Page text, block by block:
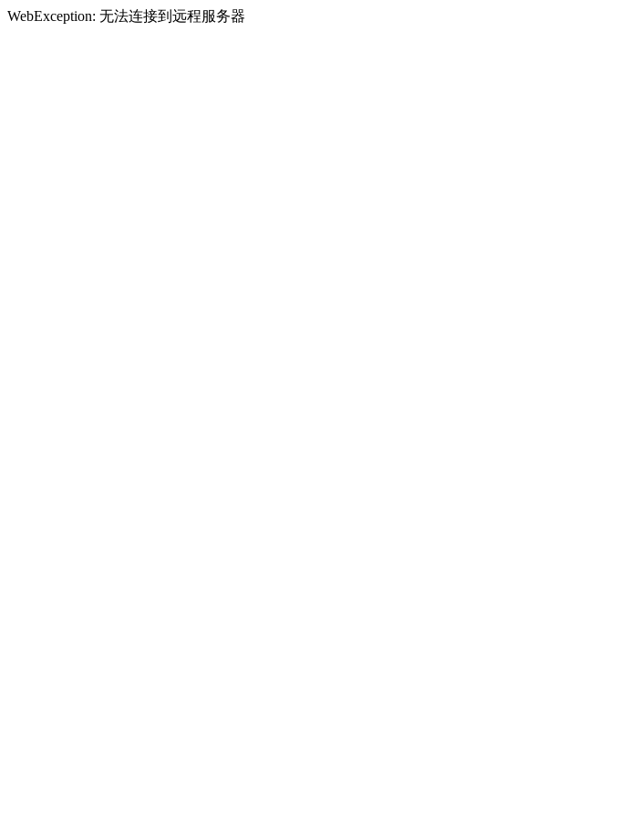
WebException: 无法连接到远程服务器